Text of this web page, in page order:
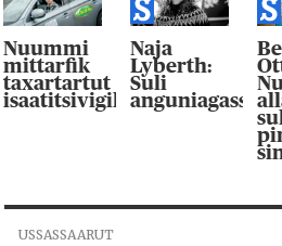
Nuummi
mittarfik
taxartartut
isaatitsivigilluarpaat
Naja
Lyberth:
Suli
USSASSAARUT